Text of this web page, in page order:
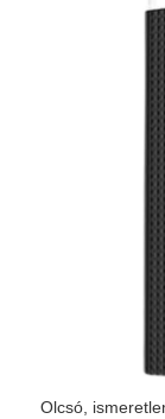
Olcsó,